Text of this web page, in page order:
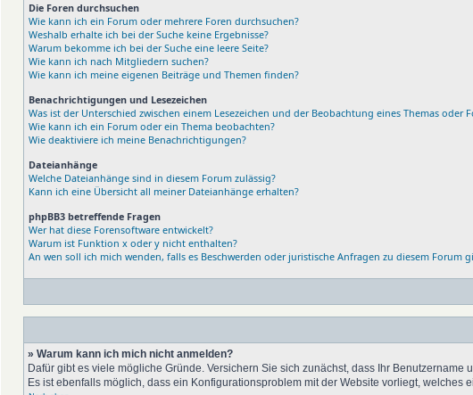
Die Foren durchsuchen
Wie kann ich ein Forum oder mehrere Foren durchsuchen?
Weshalb erhalte ich bei der Suche keine Ergebnisse?
Warum bekomme ich bei der Suche eine leere Seite?
Wie kann ich nach Mitgliedern suchen?
Wie kann ich meine eigenen Beiträge und Themen finden?
Benachrichtigungen und Lesezeichen
Was ist der Unterschied zwischen einem Lesezeichen und der Beobachtung eines Themas oder
Wie kann ich ein Forum oder ein Thema beobachten?
Wie deaktiviere ich meine Benachrichtigungen?
Dateianhänge
Welche Dateianhänge sind in diesem Forum zulässig?
Kann ich eine Übersicht all meiner Dateianhänge erhalten?
phpBB3 betreffende Fragen
Wer hat diese Forensoftware entwickelt?
Warum ist Funktion x oder y nicht enthalten?
An wen soll ich mich wenden, falls es Beschwerden oder juristische Anfragen zu diesem Forum
» Warum kann ich mich nicht anmelden?
Dafür gibt es viele mögliche Gründe. Versichern Sie sich zunächst, dass Ihr
Es ist ebenfalls möglich, dass ein Konfigurationsproblem mit der Website vorliegt, welches